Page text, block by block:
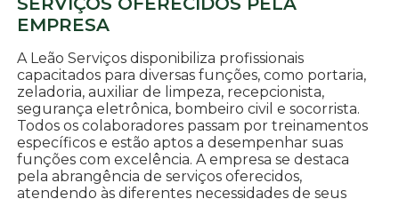
EMPRESA
A Leão Serviços disponibiliza profissionais
capacitados para diversas funções, como portaria,
zeladoria, auxiliar de limpeza, recepcionista,
segurança eletrônica, bombeiro civil e socorrista.
Todos os colaboradores passam por treinamentos
específicos e estão aptos a desempenhar suas
funções com excelência. A empresa se destaca
pela abrangência de serviços oferecidos,
atendendo às diferentes necessidades de seus